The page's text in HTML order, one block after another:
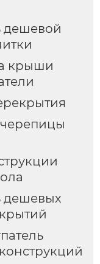
дешевой
крыши
дешевых